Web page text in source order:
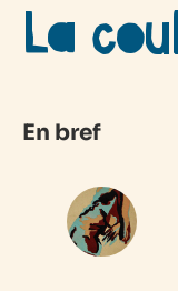
La
En bref